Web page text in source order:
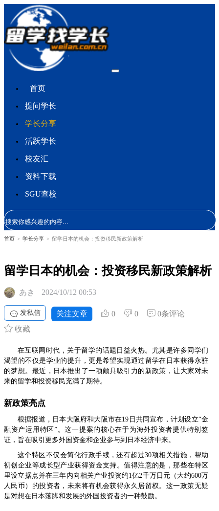
首页
提问学长
学长分享
活跃学长
校友汇
资料下载
SGU查校
首页 > 学长分享 > 留学日本的机会：投资移民新政策解析
留学日本的机会：投资移民新政策解析
あき 2024/10/12 00:53
发私信 关注文章 0 0
0条评论
收藏
在互联网时代，关于留学的话题日益火热。尤其是许多同学们
渴望的不仅是学业的提升，更是希望实现通过留学在日本获得永驻
的梦想。最近，日本推出了一项颇具吸引力的新政策，让大家对未
来的留学和投资移民充满了期待。
新政策亮点
根据报道，日本大阪府和大阪市在19日共同宣布，计划设立“金
融资产运用特区”。这一提案的核心在于为海外投资者提供特别签
证，旨在吸引更多外国资金和企业参与到日本经济中来。
这个特区不仅会简化行政手续，还有超过30项相关措施，帮助
初创企业等成长型产业获得资金支持。值得注意的是，那些在特区
里设立据点并在三年内向相关产业投资约1亿2千万日元（大约600万
人民币）的投资者，未来将有机会获得永久居留权。这一政策无疑
是对想在日本落脚和发展的外国投资者的一种鼓励。